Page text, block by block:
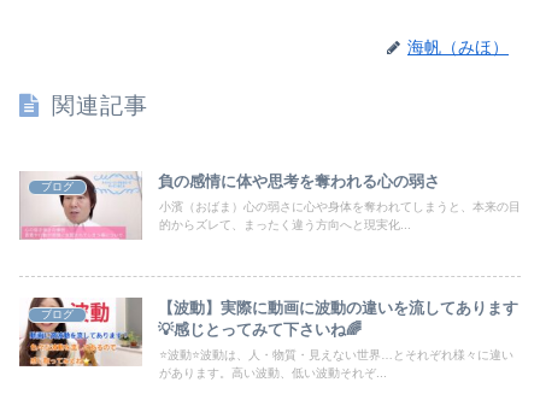
海帆（みほ）
関連記事
ブログ 負の感情に体や思考を奪われる心の弱さ
小濱（おばま）心の弱さに心や身体を奪われてしまうと、本来の目
的からズレて、まったく違う方向へと現実化...
ブログ
【波動】実際に動画に波動の違いを流してあります
💡感じとってみて下さいね🌈
⭐️波動⭐️波動は、人・物質・見えない世界…とそれぞれ様々に違い
があります。高い波動、低い波動それぞ...